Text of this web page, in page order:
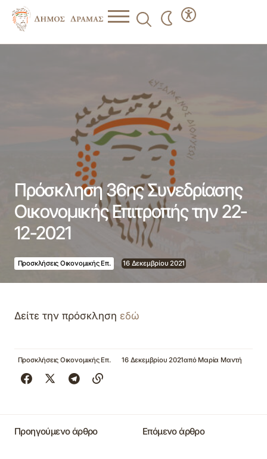
Πρόσκληση 36ης Συνεδρίασης
Οικονομικής Επιτροπής την 22-
12-2021
Προσκλήσεις Οικονομικής Επ. 16 Δεκεμβρίου 2021
Δείτε την πρόσκληση εδώ
Προσκλήσεις Οικονομικής Επ. 16 Δεκεμβρίου 2021από Μαρία Μαντή
Προηγούμενο άρθρο Επόμενο άρθρο